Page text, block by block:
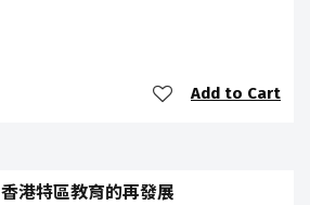
Add to Cart
香港特區教育的再發展